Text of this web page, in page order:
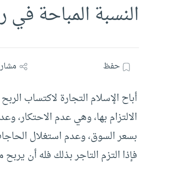
النسبة المباحة في
حفظ
أباح الإسلام التجارة لاكتساب
الالتزام بها، وهي عدم
بسعر السوق، وعدم استغلال
فإذا التزم التاجر بذلك فله أن يربح